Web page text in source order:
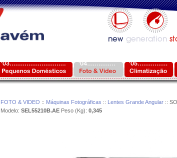
FOTO & VIDEO :: Máquinas Fotográficas :: Lentes Grande Angular::
Modelo: SEL55210B.AEPeso (Kg): 0,345